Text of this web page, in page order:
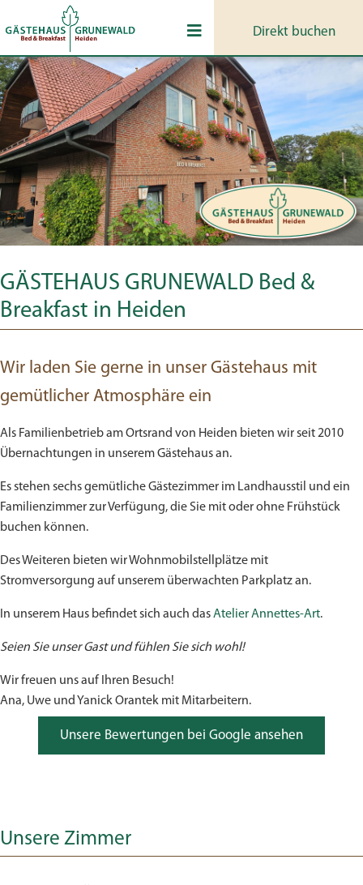
Direkt buchen
GÄSTEHAUS GRUNEWALD Bed &
Breakfast in Heiden
Wir laden Sie gerne in unser Gästehaus mit
gemütlicher Atmosphäre ein
Als Familienbetrieb am Ortsrand von Heiden bieten wir seit 2010
Übernachtungen in unserem Gästehaus an.
Es stehen sechs gemütliche Gästezimmer im Landhausstil und ein
Familienzimmer zur Verfügung, die Sie mit oder ohne Frühstück
buchen können.
Des Weiteren bieten wir Wohnmobilstellplätze mit
Stromversorgung auf unserem überwachten Parkplatz an.
In unserem Haus befindet sich auch dasAtelier Annettes-Art.
Seien Sie unser Gast und fühlen Sie sich wohl!
Wir freuen uns auf Ihren Besuch!
Ana, Uwe und Yanick Orantek mit Mitarbeitern.
Unsere Bewertungen bei Google ansehen
Unsere Zimmer